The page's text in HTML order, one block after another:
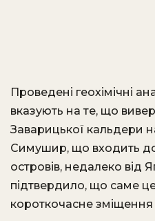
Проведені геохімічні
вказують на те, що
Заварицької кальдери
Симушир, що входить
островів, недалеко від
підтвердило, що саме
короткочасне зміщення